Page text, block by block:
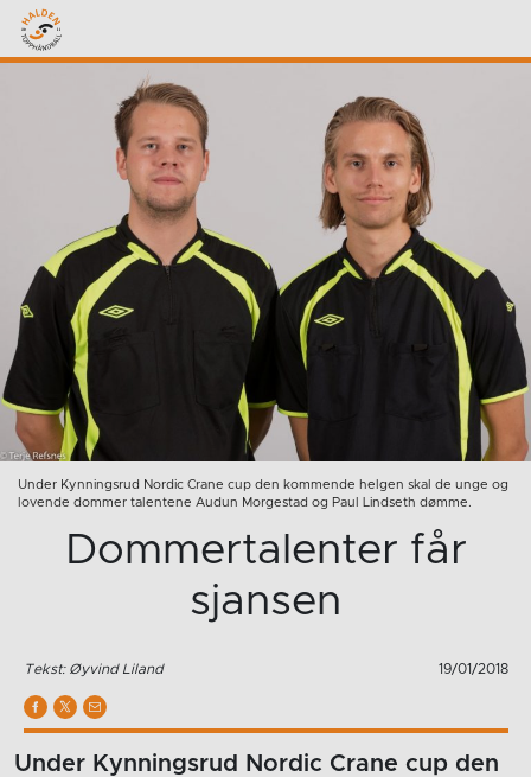
Under Kynningsrud Nordic Crane cup den kommende helgen skal de unge og
lovende dommer talentene Audun Morgestad og Paul Lindseth dømme.
Dommertalenter får
sjansen
Tekst: Øyvind Liland 19/01/2018
Under Kynningsrud Nordic Crane cup den